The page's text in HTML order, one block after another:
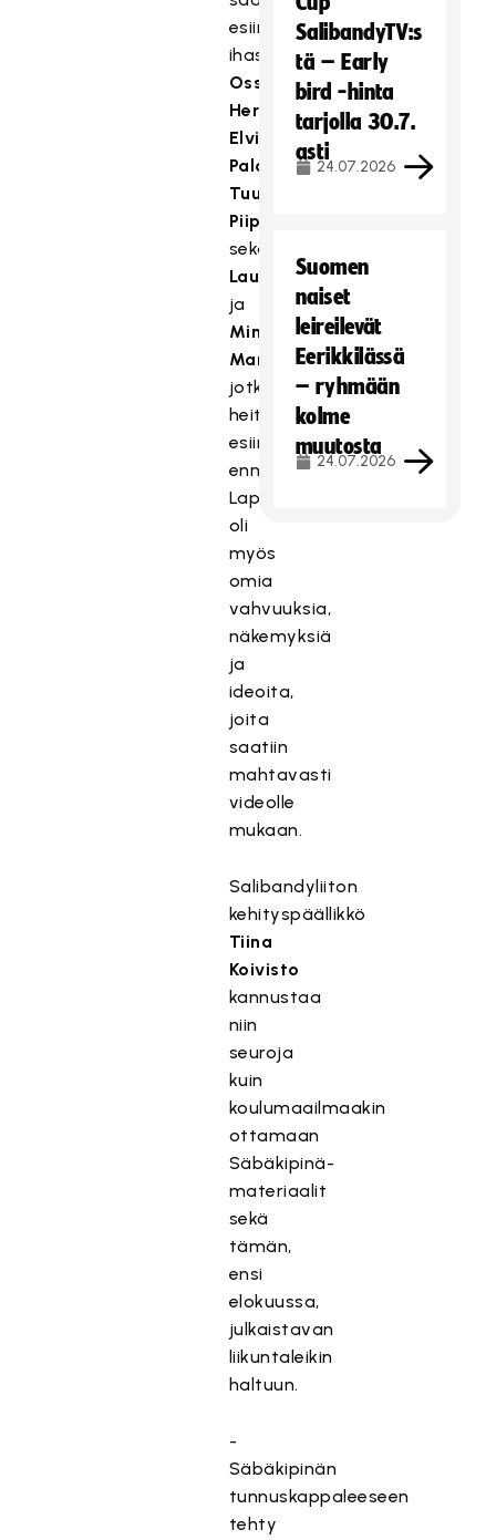
esiintyjiksi
ihastuttavat
Ossi
Herukka,
Elvi
Palosaari,
Tuure
Piippo
sekä
Lauri
ja
Minttu
Markke,
jotka
heittäytyivät
esiintymiseen
ennakkoluulottomasti.
Lapsilla
oli
myös
omia
vahvuuksia,
näkemyksiä
ja
ideoita,
joita
saatiin
mahtavasti
videolle
mukaan.
Salibandyliiton
kehityspäällikkö
Tiina
Koivisto
kannustaa
niin
seuroja
kuin
koulumaailmaakin
ottamaan
Säbäkipinä-
materiaalit
sekä
tämän,
ensi
elokuussa,
julkaistavan
liikuntaleikin
haltuun.
-
Säbäkipinän
tunnuskappaleeseen
tehty
SalibandyTV:s
tä – Early
bird -hinta
tarjolla 30.7.
asti
24.07.2026
Suomen
naiset
leireilevät
Eerikkilässä
– ryhmään
kolme
muutosta
24.07.2026